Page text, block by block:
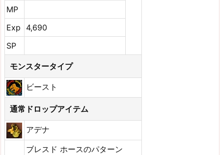
MP
Exp
4,690
SP
モンスタータイプ
ビースト
通常ドロップアイテム
アデナ
ブレスド ホースのパターン